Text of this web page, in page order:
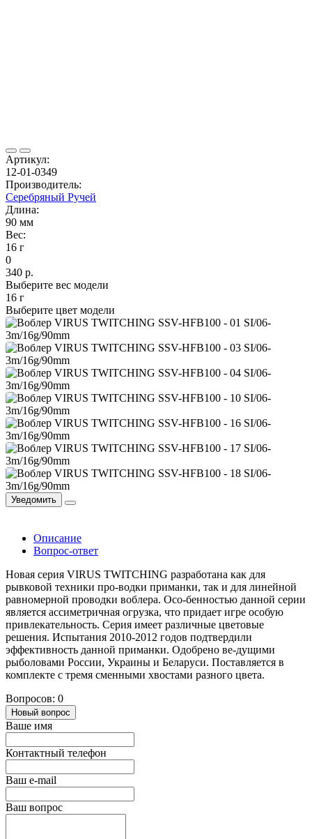
Артикул:
12-01-0349
Производитель:
Серебряный Ручей
Длина:
90 мм
Вес:
16 г
0
340 р.
Выберите вес модели
16 г
Выберите цвет модели
Уведомить
Описание
Вопрос-ответ
Новая серия VIRUS TWITCHING разработана как для
рывковой техники про-водки приманки, так и для линейной
равномерной проводки воблера. Осо-бенностью данной серии
является ассиметричная огрузка, что придает игре особую
привлекательность. Серия имеет различные цветовые
решения. Испытания 2010-2012 годов подтвердили
эффективность данной приманки. Одобрено ве-дущими
рыболовами России, Украины и Беларуси. Поставляется в
комплекте с тремя сменными хвостами разного цвета.
Вопросов: 0
Новый вопрос
Ваше имя
Контактный телефон
Ваш e-mail
Ваш вопрос